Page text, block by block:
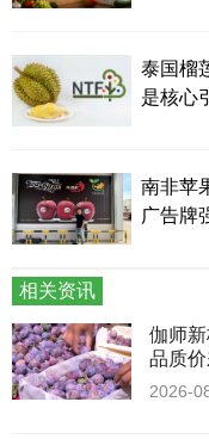
泰国榴
是核心
南非苹
广告牌
相关资讯
伽师新梅
品质
2026-